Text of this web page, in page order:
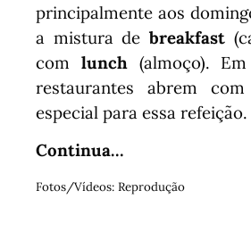
principalmente aos
a mistura de breakfast
com lunch(almoço).
restaurantes abrem
especial para essa refeição.
Continua…
Fotos/Vídeos: Reprodução